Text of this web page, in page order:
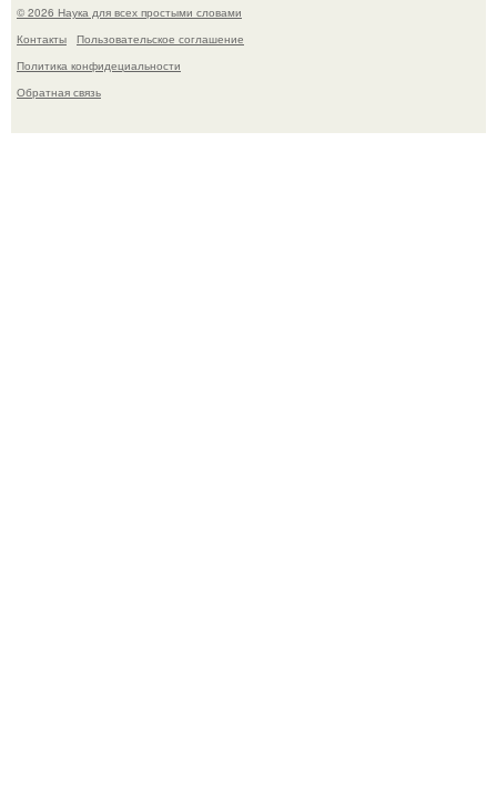
© 2026 Наука для всех простыми словами
Контакты
Пользовательское соглашение
Политика конфидециальности
Обратная связь